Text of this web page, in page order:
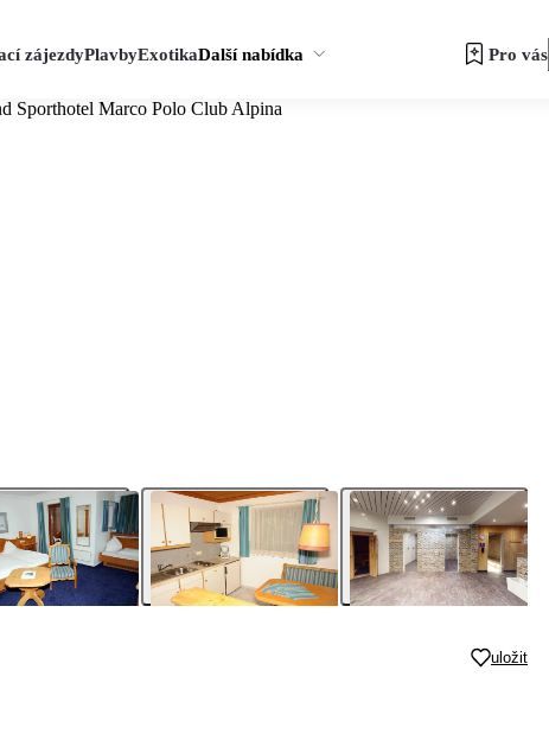
zájezdyPlavbyExotikaDalší nabídka Pro vás
Sporthotel Marco Polo Club Alpina
uložit